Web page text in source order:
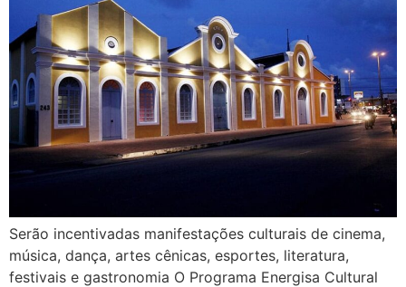
Serão incentivadas manifestações culturais de cinema,
música, dança, artes cênicas, esportes, literatura,
festivais e gastronomia O Programa Energisa Cultural